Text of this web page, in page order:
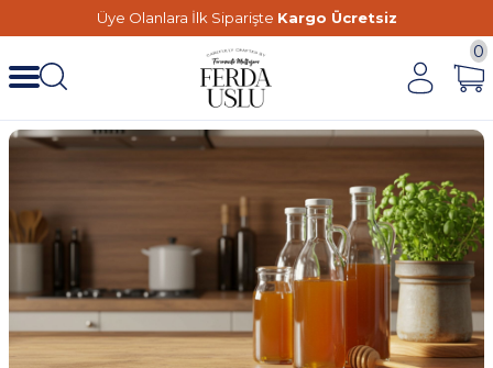
Üye Olanlara İlk Siparişte Kargo Ücretsiz
0